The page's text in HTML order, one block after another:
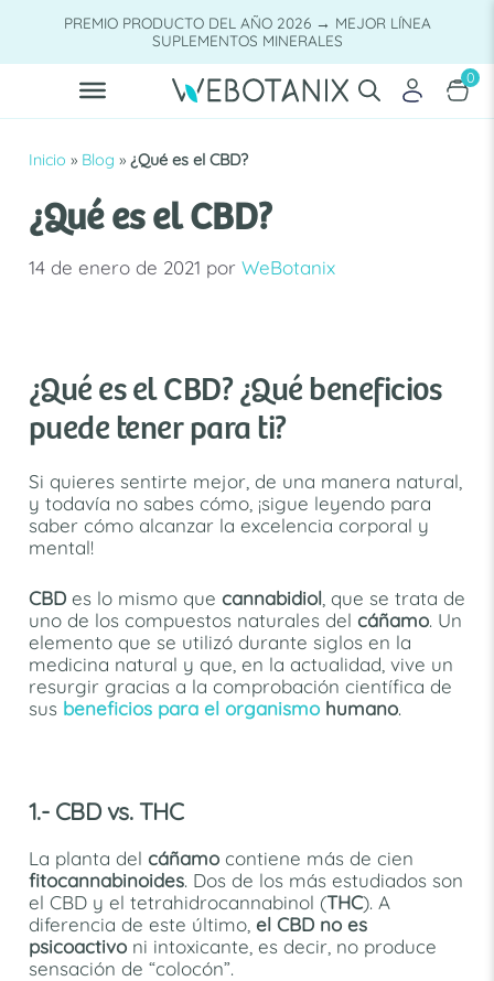
PREMIO PRODUCTO DEL AÑO 2026 → MEJOR LÍNEA
SUPLEMENTOS MINERALES
0
Inicio » Blog » ¿Qué es el CBD?
¿Qué es el CBD?
14 de enero de 2021 por WeBotanix
¿Qué es el CBD? ¿Qué beneficios
puede tener para ti?
Si quieres sentirte mejor, de una manera natural,
y todavía no sabes cómo, ¡sigue leyendo para
saber cómo alcanzar la excelencia corporal y
mental!
CBDes lo mismo que cannabidiol, que se trata de
uno de los compuestos naturales del cáñamo. Un
elemento que se utilizó durante siglos en la
medicina natural y que, en la actualidad, vive un
resurgir gracias a la comprobación científica de
sus beneficios para el organismohumano.
1.- CBD vs. THC
La planta del cáñamocontiene más de cien
fitocannabinoides. Dos de los más estudiados son
el CBD y el tetrahidrocannabinol (THC). A
diferencia de este último, el CBD no es
psicoactivo ni intoxicante, es decir, no produce
sensación de “colocón”.